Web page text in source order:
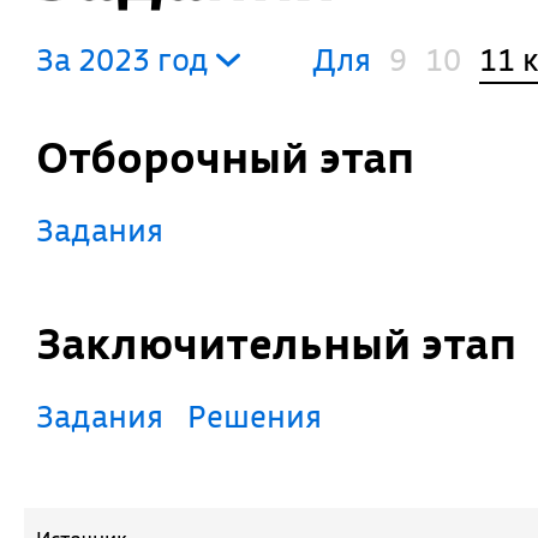
За 2023 год Для 9 10 11
Отборочный этап
Задания
Заключительный этап
Задания Решения